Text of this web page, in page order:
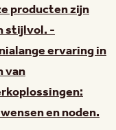
producten zijn
stijlvol. -
ervaring in
van
en noden.